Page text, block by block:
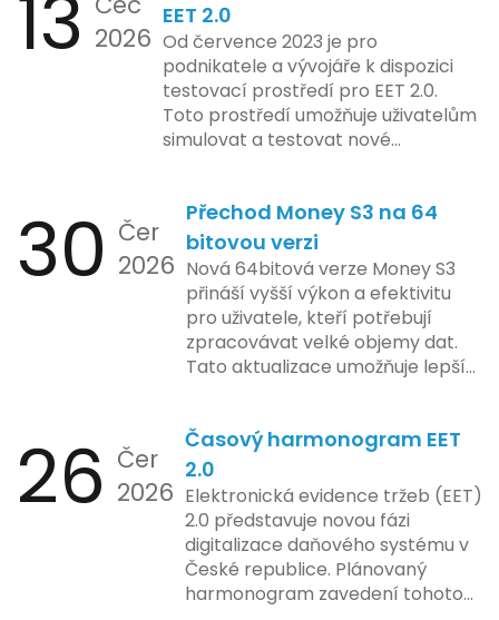
mohla porušovat určité zákonné
limity na ochranu osobních údajů.
Tato technologie se zaměřuje na
pokročilé sledování uživatelských
aktivit, což vyvolalo obavy ohledně
soukromí a ochrany dat uživatelů.
bezpečnost a ochranu spotřebitelů,
regulační orgány různých zemí jsou
na pozoru a sledují vývoj celého
případu velmi bedlivě. Vedení
společnosti zatím neposkytlo
podrobnější informace o
konkrétních záměrech či časové
ose zavedení této technologie.
13 2026
EET 2.0
Od července 2023 je pro
podnikatele a vývojáře k dispozici
testovací prostředí pro EET 2.0.
Toto prostředí umožňuje uživatelům
simulovat a testovat nové
kontrolovaném prostředí. Uživatelé
mají možnost předem se seznámit s
aktualizacemi, a tím lépe připravit
své systémy na oficiální zavedení
nového systému.
30 Čer
2026
Přechod Money S3 na 64
bitovou verzi
Nová 64bitová verze Money S3
přináší vyšší výkon a efektivitu
pro uživatele, kteří potřebují
zpracovávat velké objemy dat.
Tato aktualizace umožňuje lepší
podniky s náročnými účetními
procesy.
26 Čer
2026
Časový harmonogram EET
2.0
Elektronická evidence tržeb (EET)
2.0 představuje novou fázi
digitalizace daňového systému v
České republice. Plánovaný
harmonogram zavedení tohoto